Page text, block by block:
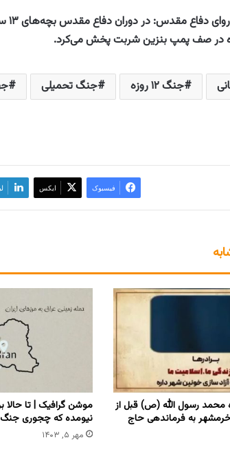
در صف پمپ بنزین شربت پخش می‌کرد.
جنگ ۱۲ روزه جنگ تحمیلی
فیسبوک ایکس
محمد رسول‌ الله (ص) قبل از
به فرماندهی حاج
موشن گرافیک | تا حالا
نیومده که چجوری
مهر ۵, ۱۴۰۳